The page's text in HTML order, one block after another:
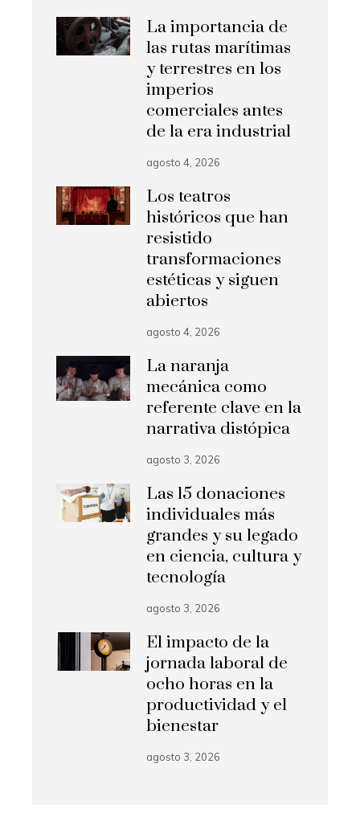
La importancia de
las rutas marítimas
y terrestres en los
imperios
comerciales antes
de la era industrial
agosto 4, 2026
Los teatros
históricos que han
resistido
transformaciones
estéticas y siguen
abiertos
agosto 4, 2026
La naranja
mecánica como
referente clave en la
narrativa distópica
agosto 3, 2026
Las 15 donaciones
individuales más
grandes y su legado
en ciencia, cultura y
tecnología
agosto 3, 2026
El impacto de la
jornada laboral de
ocho horas en la
productividad y el
bienestar
agosto 3, 2026